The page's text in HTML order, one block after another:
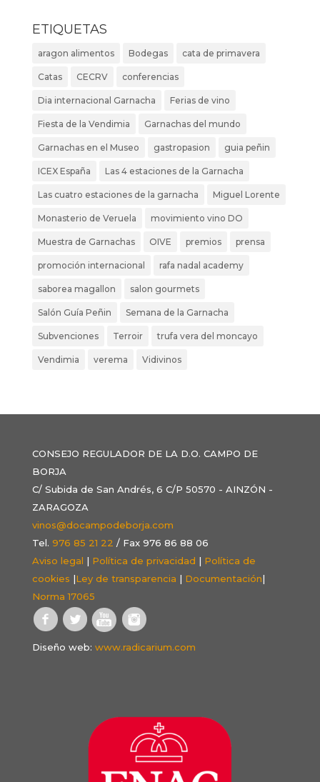
ETIQUETAS
aragon alimentos Bodegas cata de primavera
Catas CECRV conferencias
Dia internacional Garnacha Ferias de vino
Fiesta de la Vendimia Garnachas del mundo
Garnachas en el Museo gastropasion guia peñin
ICEX España Las 4 estaciones de la Garnacha
Las cuatro estaciones de la garnacha Miguel Lorente
Monasterio de Veruela movimiento vino DO
Muestra de Garnachas OIVE premios prensa
promoción internacional rafa nadal academy
saborea magallon salon gourmets
Salón Guía Peñin Semana de la Garnacha
Subvenciones Terroir trufa vera del moncayo
Vendimia verema Vidivinos
CONSEJO REGULADOR DE LA D.O. CAMPO DE
BORJA
C/ Subida de San Andrés, 6 C/P 50570 - AINZÓN -
ZARAGOZA
vinos@docampodeborja.com
Tel. 976 85 21 22 / Fax 976 86 88 06
Aviso legal | Política de privacidad | Política de
cookies |Ley de transparencia | Documentación|
Norma 17065
Diseño web: www.radicarium.com